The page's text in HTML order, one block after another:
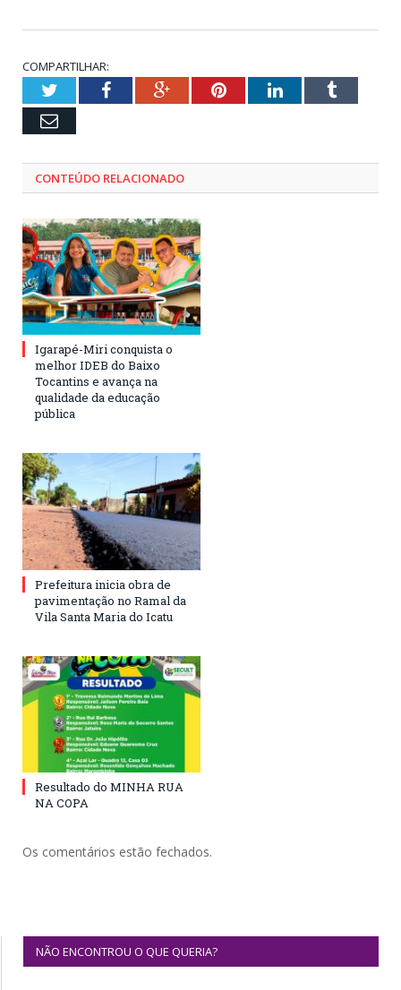
COMPARTILHAR:
TwitterFacebookGoogle+PinterestLinkedInTumblr
Email
CONTEÚDO RELACIONADO
Igarapé-Miri conquista o
melhor IDEB do Baixo
Tocantins e avança na
qualidade da educação
pública
Prefeitura inicia obra de
pavimentação no Ramal da
Vila Santa Maria do Icatu
Resultado do MINHA RUA
NA COPA
Os comentários estão fechados.
NÃO ENCONTROU O QUE QUERIA?